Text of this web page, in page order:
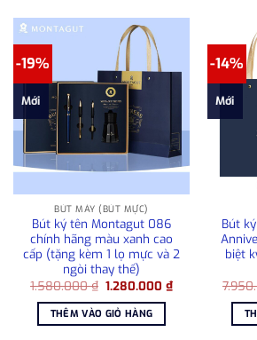
-19%
Mới
BÚT MÁY (BÚT MỰC)
Bút ký tên Montagut 086
chính hãng màu xanh cao
cấp (tặng kèm 1 lọ mực và 2
ngòi thay thế)
1.580.000₫ Giá
là:
1.580.000 ₫.
1.280.000₫Giá
hiện
1.280.000 ₫.
THÊM VÀO GIỎ HÀNG
-14%
Mới
Bút
biệt